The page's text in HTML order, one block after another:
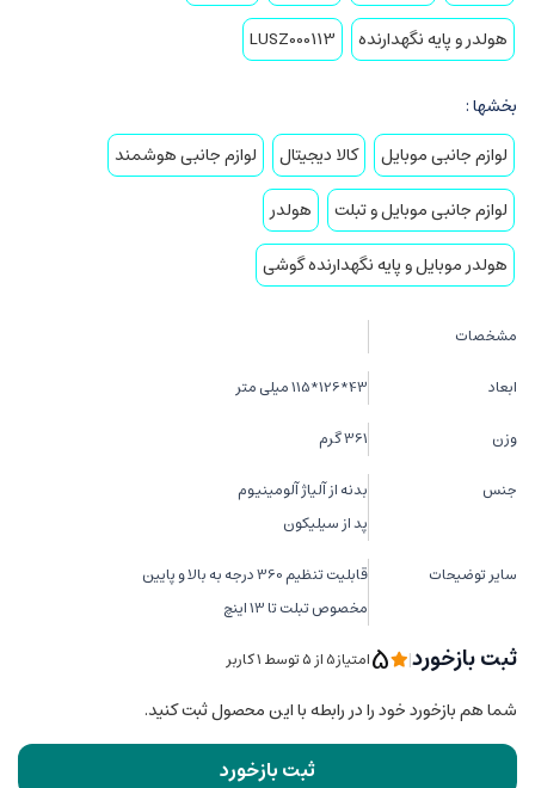
هولدر و پایه نگهدارنده
LUSZ000113
بخشها :
لوازم جانبی موبایل
کالا دیجیتال
لوازم جانبی هوشمند
لوازم جانبی موبایل و تبلت
هولدر
هولدر موبایل و پایه نگهدارنده گوشی
مشخصات
ابعاد 43*126*115 میلی متر
وزن 361 گرم
جنس
بدنه از آلیاژ آلومینیوم
پد از سیلیکون
سایر توضیحات
قابلیت تنظیم 360 درجه به بالا و پایین
مخصوص تبلت تا 13 اینچ
ثبت بازخورد|
5امتیاز5 از ۵ توسط 1 کاربر
شما هم بازخورد خود را در رابطه با این محصول ثبت کنید.
ثبت بازخورد